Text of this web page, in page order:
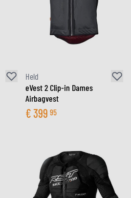
Held
eVest 2 Clip-in Dames
Airbagvest
€399 95